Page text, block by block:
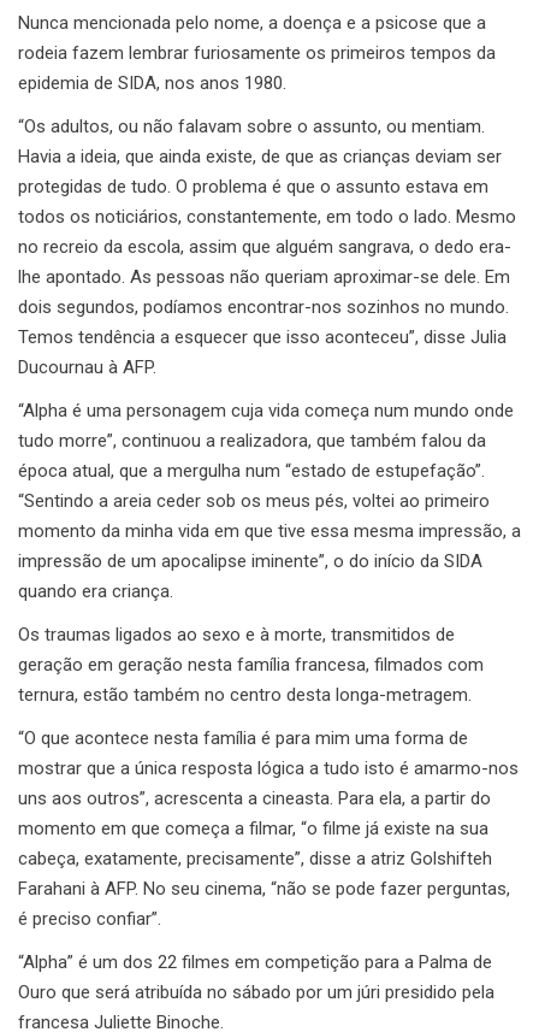
Nunca mencionada pelo nome, a doença e a psicose que a
rodeia fazem lembrar furiosamente os primeiros tempos da
epidemia de SIDA, nos anos 1980.
“Os adultos, ou não falavam sobre o assunto, ou mentiam.
Havia a ideia, que ainda existe, de que as crianças deviam ser
protegidas de tudo. O problema é que o assunto estava em
todos os noticiários, constantemente, em todo o lado. Mesmo
no recreio da escola, assim que alguém sangrava, o dedo era-
lhe apontado. As pessoas não queriam aproximar-se dele. Em
dois segundos, podíamos encontrar-nos sozinhos no mundo.
Temos tendência a esquecer que isso aconteceu”, disse Julia
Ducournau à AFP.
“Alpha é uma personagem cuja vida começa num mundo onde
tudo morre”, continuou a realizadora, que também falou da
época atual, que a mergulha num “estado de estupefação”.
“Sentindo a areia ceder sob os meus pés, voltei ao primeiro
momento da minha vida em que tive essa mesma impressão, a
impressão de um apocalipse iminente”, o do início da SIDA
quando era criança.
Os traumas ligados ao sexo e à morte, transmitidos de
geração em geração nesta família francesa, filmados com
ternura, estão também no centro desta longa-metragem.
“O que acontece nesta família é para mim uma forma de
mostrar que a única resposta lógica a tudo isto é amarmo-nos
uns aos outros”, acrescenta a cineasta. Para ela, a partir do
momento em que começa a filmar, “o filme já existe na sua
cabeça, exatamente, precisamente”, disse a atriz Golshifteh
Farahani à AFP. No seu cinema, “não se pode fazer perguntas,
é preciso confiar”.
“Alpha” é um dos 22 filmes em competição para a Palma de
Ouro que será atribuída no sábado por um júri presidido pela
francesa Juliette Binoche.